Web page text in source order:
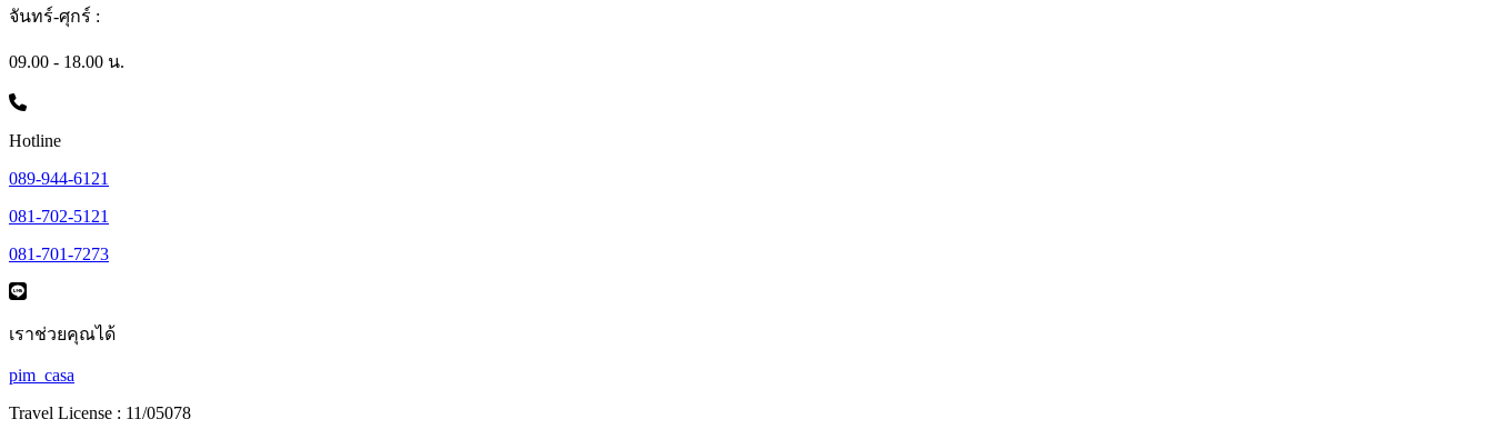
จันทร์-ศุกร์ :
09.00 - 18.00 น.
Hotline
089-944-6121
081-702-5121
081-701-7273
เราช่วยคุณได้
pim_casa
Travel License : 11/05078